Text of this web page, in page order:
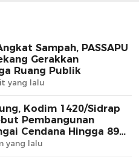
Sampah, PASSAPU
Gerakkan
Ruang Publik
yang lalu
Kodim 1420/Sidrap
Pembangunan
Cendana Hingga 89
yang lalu